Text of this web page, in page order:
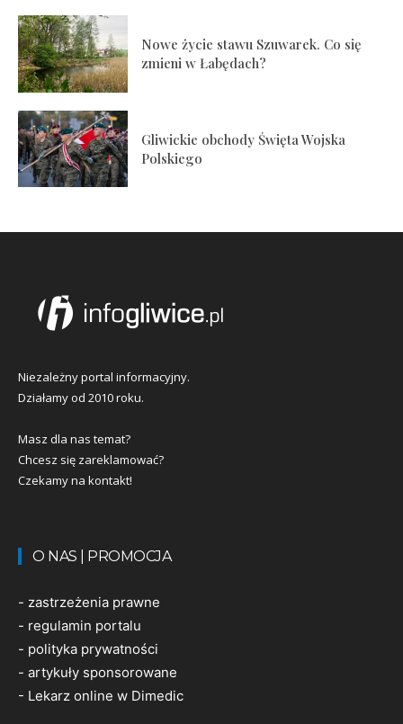
Nowe życie stawu Szuwarek. Co się
zmieni w Łabędach?
Gliwickie obchody Święta Wojska
Polskiego
Niezależny portal informacyjny.
Działamy od 2010 roku.
Masz dla nas temat?
Chcesz się zareklamować?
Czekamy na kontakt!
O NAS | PROMOCJA
- zastrzeżenia prawne
- regulamin portalu
- polityka prywatności
- artykuły sponsorowane
- Lekarz online w Dimedic